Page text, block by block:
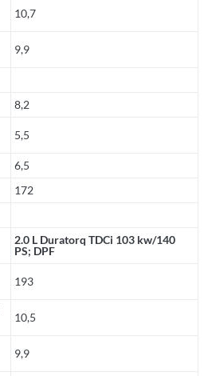
10,7
9,9
8,2
5,5
6,5
172
2.0 L Duratorq TDCi 103 kw/140
PS; DPF
193
10,5
9,9